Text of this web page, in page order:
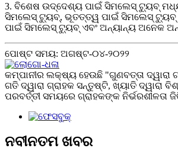
3. ବିଶେଷ ଉଦ୍ଦେଶ୍ୟ ପାଇଁ ସିମଲେସ୍ ଟ୍ୟୁବ୍
ସିମଲେସ୍ ଟ୍ୟୁବ୍, ଭୂତତ୍ତ୍ୱ ପାଇଁ ସିମଲେସ୍
ପାଇଁ ସିମଲେସ୍ ଟ୍ୟୁବ୍ ଏବଂ ଅନ୍ୟାନ୍ୟ ଅନେକ
ପୋଷ୍ଟ ସମୟ: ଅଗଷ୍ଟ-୦୪-୨୦୨୨
କମ୍ପାନୀର ଲକ୍ଷ୍ୟ ହେଉଛି "ଗୁଣବତ୍ତା ଦ୍ୱାରା
ଗତି ଦ୍ୱାରା ଗ୍ରାହକ ସନ୍ତୁଷ୍ଟି, ଖ୍ୟାତି ଦ୍ୱାରା
ପରବର୍ତ୍ତୀ ସମୟରେ ଗ୍ରାହକଙ୍କ ନିର୍ଭରଶୀଳତା
ନବୀନତମ ଖବର